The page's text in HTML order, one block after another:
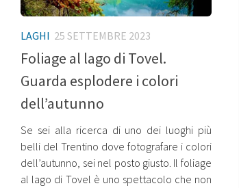
LAGHI 25 SETTEMBRE 2023
Foliage al lago di Tovel.
Guarda esplodere i colori
dell’autunno
Se sei alla ricerca di uno dei luoghi più
belli del Trentino dove fotografare i colori
dell’autunno, sei nel posto giusto. Il foliage
al lago di Tovel è uno spettacolo che non